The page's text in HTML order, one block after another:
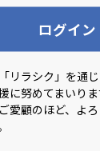
ログイン
リラシク」を通
に努めてまいりま
愛顧のほど、よ
ロ・デザイン